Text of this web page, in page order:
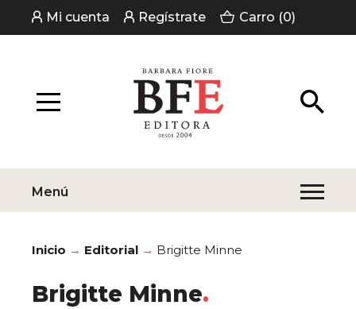
Mi cuenta Regístrate Carro (0)
Menú
Inicio Editorial Brigitte Minne
Brigitte Minne